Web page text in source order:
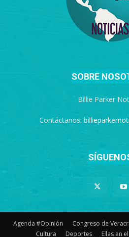
SOBRE
Billie Parker
Contáctanos:
Agenda #Opinión Congreso de
Cultura
Deportes Ellas en